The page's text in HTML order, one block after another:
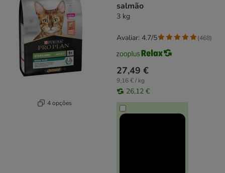
4 opções
salmão
3 kg
27,49 €
9,16 € / kg
26,12 €
Avaliar: 4.7/5 (468)